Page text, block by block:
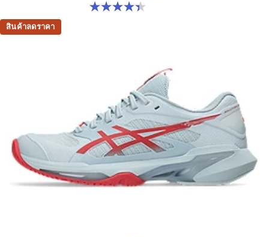
4.4 จาก 5 ดาว 15 รีวิว
สินค้าลดราคา